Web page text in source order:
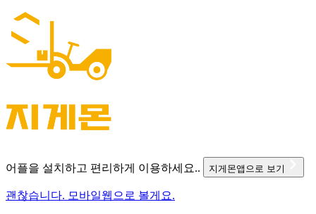
어플을 설치하고 편리하게 이용하세요.. 지게몬앱으로 보기
괜찮습니다. 모바일웹으로 볼게요.